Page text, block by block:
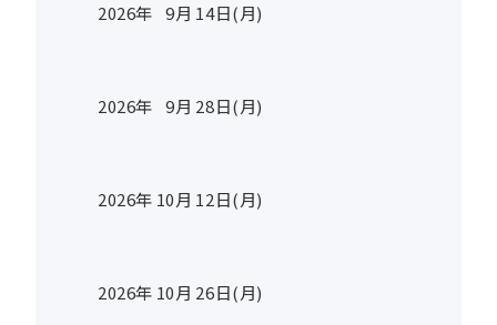
2026年 9月 14日(月)
2026年 9月 28日(月)
2026年 10月 12日(月)
2026年 10月 26日(月)